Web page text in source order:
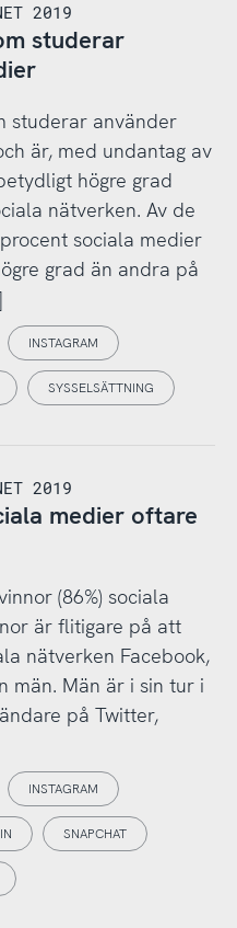
2019
studerar
studerar använder
är, med undantag av
högre grad
nätverken. Av de
sociala medier
grad än andra på
INSTAGRAM
SYSSELSÄTTNING
2019
medier oftare
(86%) sociala
är flitigare på att
nätverken Facebook,
män. Män är i sin tur i
på Twitter,
INSTAGRAM
SNAPCHAT